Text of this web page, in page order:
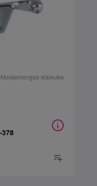
alaleuka